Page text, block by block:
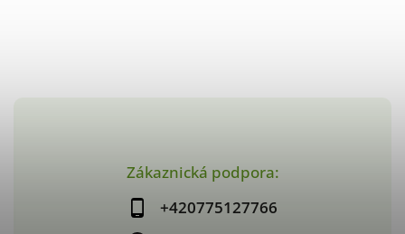
Zákaznická podpora:
+420775127766